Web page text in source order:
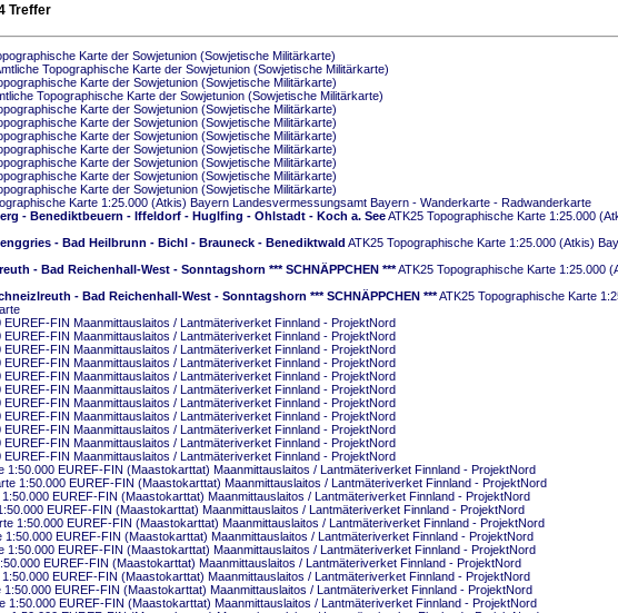
Treffer
Karte der Sowjetunion (Sowjetische Militärkarte)
Topographische Karte der Sowjetunion (Sowjetische Militärkarte)
Karte der Sowjetunion (Sowjetische Militärkarte)
Topographische Karte der Sowjetunion (Sowjetische Militärkarte)
Karte der Sowjetunion (Sowjetische Militärkarte)
Karte der Sowjetunion (Sowjetische Militärkarte)
Karte der Sowjetunion (Sowjetische Militärkarte)
Karte der Sowjetunion (Sowjetische Militärkarte)
Karte der Sowjetunion (Sowjetische Militärkarte)
Karte der Sowjetunion (Sowjetische Militärkarte)
Karte der Sowjetunion (Sowjetische Militärkarte)
Karte 1:25.000 (Atkis) Bayern Landesvermessungsamt Bayern - Wanderkarte - Radwanderkarte
- Benediktbeuern - Iffeldorf - Huglfing - Ohlstadt - Koch a. SeeATK25 Topographische Karte 1:25.000
- Bad Heilbrunn - Bichl - Brauneck - Benediktwald ATK25 Topographische Karte 1:25.000 (Atkis)
- Bad Reichenhall-West - Sonntagshorn *** SCHNÄPPCHEN ***ATK25 Topographische Karte 1:25.000
- Bad Reichenhall-West - Sonntagshorn *** SCHNÄPPCHEN ***ATK25 Topographische Karte
FIN Maanmittauslaitos / Lantmäteriverket Finnland - ProjektNord
FIN Maanmittauslaitos / Lantmäteriverket Finnland - ProjektNord
FIN Maanmittauslaitos / Lantmäteriverket Finnland - ProjektNord
FIN Maanmittauslaitos / Lantmäteriverket Finnland - ProjektNord
FIN Maanmittauslaitos / Lantmäteriverket Finnland - ProjektNord
FIN Maanmittauslaitos / Lantmäteriverket Finnland - ProjektNord
FIN Maanmittauslaitos / Lantmäteriverket Finnland - ProjektNord
FIN Maanmittauslaitos / Lantmäteriverket Finnland - ProjektNord
FIN Maanmittauslaitos / Lantmäteriverket Finnland - ProjektNord
FIN Maanmittauslaitos / Lantmäteriverket Finnland - ProjektNord
FIN Maanmittauslaitos / Lantmäteriverket Finnland - ProjektNord
1:50.000 EUREF-FIN (Maastokarttat) Maanmittauslaitos / Lantmäteriverket Finnland - ProjektNord
1:50.000 EUREF-FIN (Maastokarttat) Maanmittauslaitos / Lantmäteriverket Finnland - ProjektNord
EUREF-FIN (Maastokarttat) Maanmittauslaitos / Lantmäteriverket Finnland - ProjektNord
EUREF-FIN (Maastokarttat) Maanmittauslaitos / Lantmäteriverket Finnland - ProjektNord
1:50.000 EUREF-FIN (Maastokarttat) Maanmittauslaitos / Lantmäteriverket Finnland - ProjektNord
EUREF-FIN (Maastokarttat) Maanmittauslaitos / Lantmäteriverket Finnland - ProjektNord
1:50.000 EUREF-FIN (Maastokarttat) Maanmittauslaitos / Lantmäteriverket Finnland - ProjektNord
EUREF-FIN (Maastokarttat) Maanmittauslaitos / Lantmäteriverket Finnland - ProjektNord
EUREF-FIN (Maastokarttat) Maanmittauslaitos / Lantmäteriverket Finnland - ProjektNord
EUREF-FIN (Maastokarttat) Maanmittauslaitos / Lantmäteriverket Finnland - ProjektNord
1:50.000 EUREF-FIN (Maastokarttat) Maanmittauslaitos / Lantmäteriverket Finnland - ProjektNord